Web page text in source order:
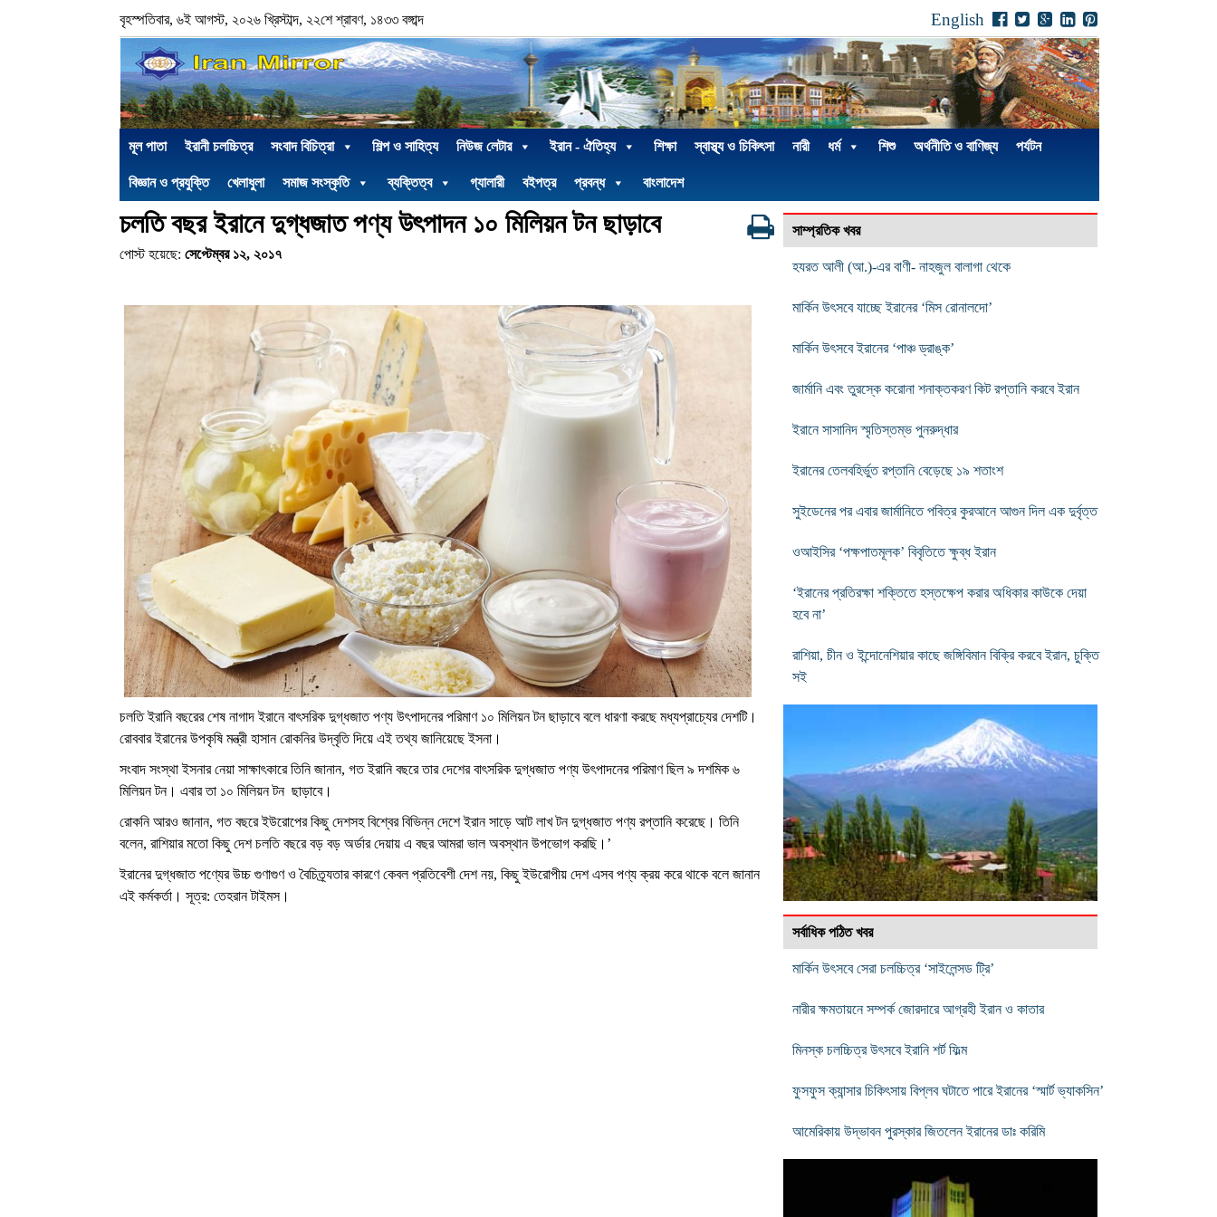
বৃহস্পতিবার, ৬ই আগস্ট, ২০২৬ খ্রিস্টাব্দ, ২২শে শ্রাবণ, ১৪৩৩ বঙ্গাব্দ English
মূল পাতা ইরানী চলচ্চিত্র সংবাদ বিচিত্রা শিল্প ও সাহিত্য নিউজ লেটার ইরান - ঐতিহ্য শিক্ষা স্বাস্থ্য ও চিকিৎসা নারী ধর্ম শিশু অর্থনীতি ও বাণিজ্য পর্যটন
বিজ্ঞান ও প্রযুক্তি খেলাধুলা সমাজ সংস্কৃতি ব্যক্তিত্ব গ্যালারী বইপত্র প্রবন্ধ বাংলাদেশ
চলতি বছর ইরানে দুগ্ধজাত পণ্য উৎপাদন ১০ মিলিয়ন টন ছাড়াবে
পোস্ট হয়েছে: সেপ্টেম্বর ১২, ২০১৭
চলতি ইরানি বছরের শেষ নাগাদ ইরানে বাৎসরিক দুগ্ধজাত পণ্য উৎপাদনের পরিমাণ ১০ মিলিয়ন টন ছাড়াবে বলে ধারণা করছে মধ্যপ্রাচ্যের দেশটি।
রোববার ইরানের উপকৃষি মন্ত্রী হাসান রোকনির উদ্বৃতি দিয়ে এই তথ্য জানিয়েছে ইসনা।
সংবাদ সংস্থা ইসনার নেয়া সাক্ষাৎকারে তিনি জানান, গত ইরানি বছরে তার দেশের বাৎসরিক দুগ্ধজাত পণ্য উৎপাদনের পরিমাণ ছিল ৯ দশমিক ৬
মিলিয়ন টন। এবার তা ১০ মিলিয়ন টন ছাড়াবে।
রোকনি আরও জানান, গত বছরে ইউরোপের কিছু দেশসহ বিশ্বের বিভিন্ন দেশে ইরান সাড়ে আট লাখ টন দুগ্ধজাত পণ্য রপ্তানি করেছে। তিনি
বলেন, রাশিয়ার মতো কিছু দেশ চলতি বছরে বড় বড় অর্ডার দেয়ায় এ বছর আমরা ভাল অবস্থান উপভোগ করছি।’
ইরানের দুগ্ধজাত পণ্যের উচ্চ গুণাগুণ ও বৈচিত্র্যতার কারণে কেবল প্রতিবেশী দেশ নয়, কিছু ইউরোপীয় দেশ এসব পণ্য ক্রয় করে থাকে বলে জানান
এই কর্মকর্তা। সূত্র: তেহরান টাইমস।
সাম্প্রতিক খবর
হযরত আলী (আ.)-এর বাণী- নাহজুল বালাগা থেকে
মার্কিন উৎসবে যাচ্ছে ইরানের ‘মিস রোনালদো’
মার্কিন উৎসবে ইরানের ‘পাঞ্চ ড্রাঙ্ক’
জার্মানি এবং তুরস্কে করোনা শনাক্তকরণ কিট রপ্তানি করবে ইরান
ইরানে সাসানিদ স্মৃতিস্তম্ভ পুনরুদ্ধার
ইরানের তেলবহির্ভুত রপ্তানি বেড়েছে ১৯ শতাংশ
সুইডেনের পর এবার জার্মানিতে পবিত্র কুরআনে আগুন দিল এক দুর্বৃত্ত
ওআইসির ‘পক্ষপাতমূলক’ বিবৃতিতে ক্ষুব্ধ ইরান
‘ইরানের প্রতিরক্ষা শক্তিতে হস্তক্ষেপ করার অধিকার কাউকে দেয়া
হবে না’
রাশিয়া, চীন ও ইন্দোনেশিয়ার কাছে জঙ্গিবিমান বিক্রি করবে ইরান, চুক্তি
সই
সর্বাধিক পঠিত খবর
মার্কিন উৎসবে সেরা চলচ্চিত্র ‘সাইলেন্সড ট্রি’
নারীর ক্ষমতায়নে সম্পর্ক জোরদারে আগ্রহী ইরান ও কাতার
মিনস্ক চলচ্চিত্র উৎসবে ইরানি শর্ট ফিল্ম
ফুসফুস ক্যান্সার চিকিৎসায় বিপ্লব ঘটাতে পারে ইরানের ‘স্মার্ট ভ্যাকসিন’
আমেরিকায় উদ্ভাবন পুরস্কার জিতলেন ইরানের ডাঃ করিমি